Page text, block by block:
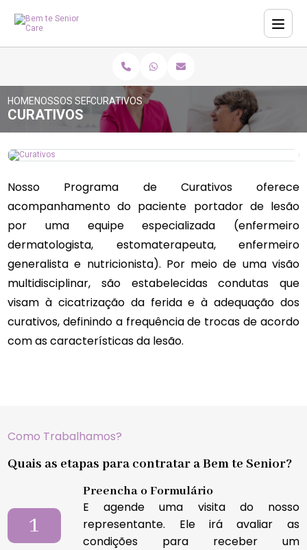
HOMENOSSOS SERVIÇOS
CURATIVOS
CURATIVOS
Nosso Programa de Curativos oferece
acompanhamento do paciente portador de lesão
por uma equipe especializada (enfermeiro
dermatologista, estomaterapeuta, enfermeiro
generalista e nutricionista). Por meio de uma visão
multidisciplinar, são estabelecidas condutas que
visam à cicatrização da ferida e à adequação dos
curativos, definindo a frequência de trocas de acordo
com as características da lesão.
Como Trabalhamos?
Quais as etapas para contratar a Bem te Senior?
1
Preencha o Formulário
E agende uma visita do nosso
representante. Ele irá avaliar as
condições para receber um